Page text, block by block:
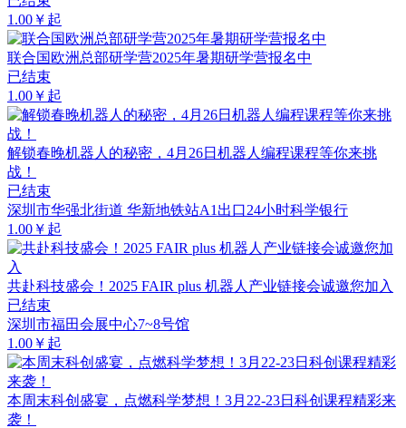
1.00￥起
联合国欧洲总部研学营2025年暑期研学营报名中
已结束
1.00￥起
解锁春晚机器人的秘密，4月26日机器人编程课程等你来挑
战！
已结束
深圳市华强北街道 华新地铁站A1出口24小时科学银行
1.00￥起
共赴科技盛会！2025 FAIR plus 机器人产业链接会诚邀您加入
已结束
深圳市福田会展中心7~8号馆
1.00￥起
本周末科创盛宴，点燃科学梦想！3月22-23日科创课程精彩来
袭！